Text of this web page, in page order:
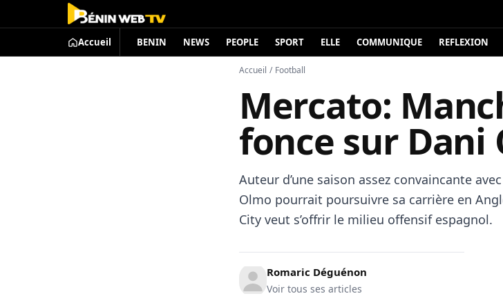
Accueil BENIN NEWS PEOPLE SPORT ELLE COMMUNIQUE REFLEXION
Accueil / Football
Mercato:
fonce sur Dani
Auteur d’une saison assez convaincante
Olmo pourrait poursuivre sa carrière en
City veut s’offrir le milieu offensif espagnol.
Romaric Déguénon
Voir tous ses articles